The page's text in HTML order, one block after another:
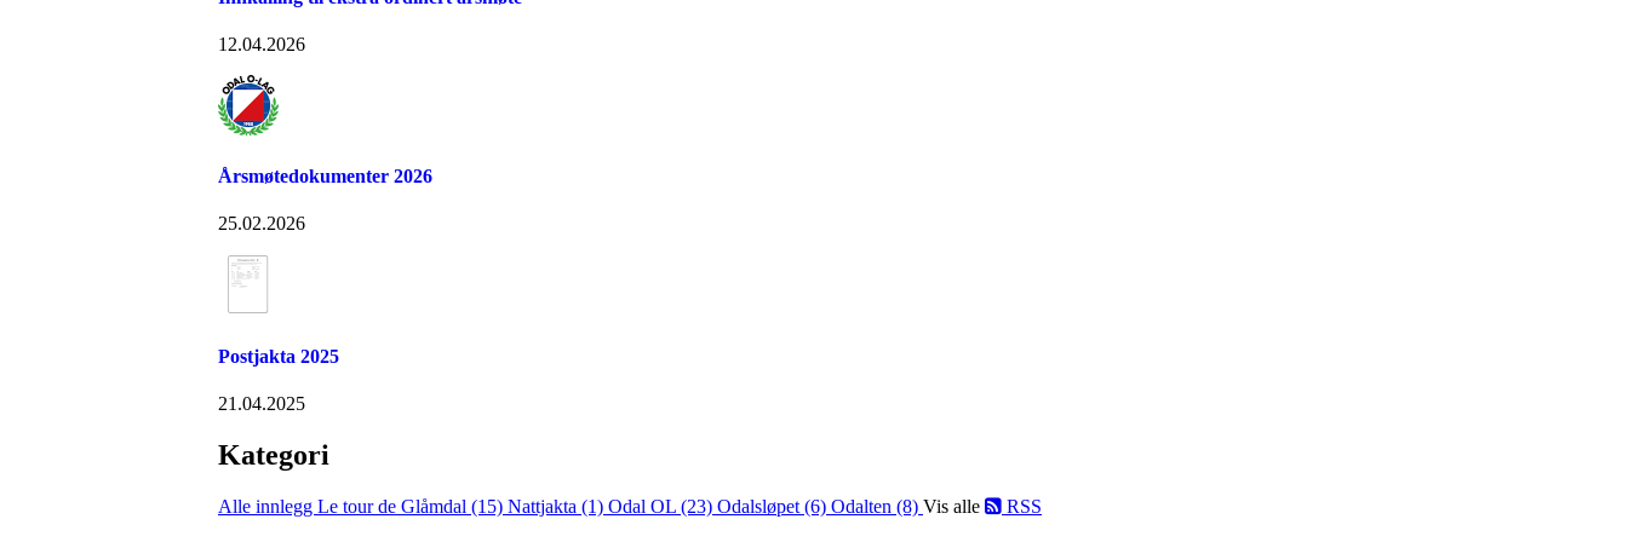
12.04.2026
Årsmøtedokumenter 2026
25.02.2026
Postjakta 2025
21.04.2025
Kategori
Alle innlegg Le tour de Glåmdal (15) Nattjakta (1) Odal OL (23) Odalsløpet (6) Odalten (8) Vis alle RSS